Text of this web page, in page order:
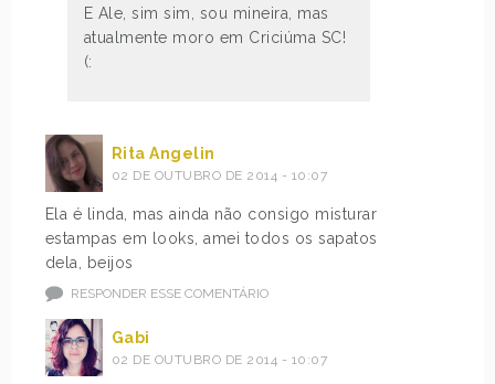
E Ale, sim sim, sou mineira, mas
atualmente moro em Criciúma SC!
(:
Rita Angelin
02 DE OUTUBRO DE 2014 - 10:07
Ela é linda, mas ainda não consigo misturar
estampas em looks, amei todos os sapatos
dela, beijos
RESPONDER ESSE COMENTÁRIO
Gabi
02 DE OUTUBRO DE 2014 - 10:07